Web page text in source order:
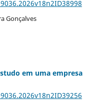
Gonçalves
em uma empresa